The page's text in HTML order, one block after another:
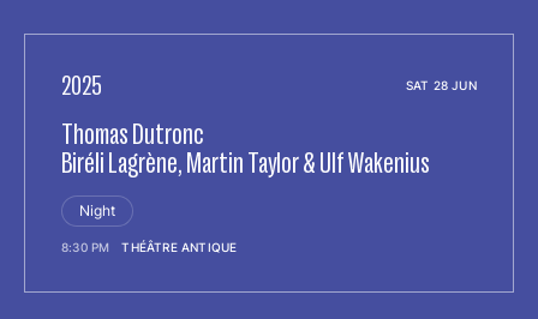
2025 SAT 28 JUN
Thomas Dutronc
Biréli Lagrène, Martin Taylor & Ulf Wakenius
Night
8:30 PM THÉÂTRE ANTIQUE